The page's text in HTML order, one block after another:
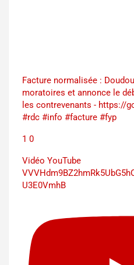
Facture normalisée :
moratoires et annonce le
les contrevenants - https://
#rdc #info #facture #fyp
1 0
Vidéo YouTube
U3E0VmhB